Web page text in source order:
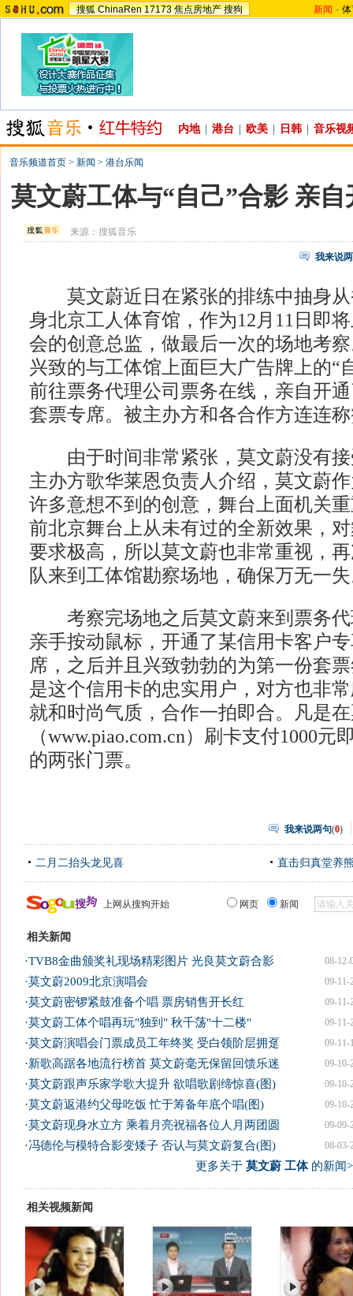
搜狐 ChinaRen 17173 焦点房地产 搜狗 新闻 -
内地 港台 欧美 日韩 音乐视
音乐频道首页 > 新闻 > 港台乐闻
莫文蔚工体与“自己”合影 亲
来源：搜狐音乐
我来说
莫文蔚近日在紧张的排练中抽身从
身北京工人体育馆，作为12月11日即
会的创意总监，做最后一次的场地考
兴致的与工体馆上面巨大广告牌上的“
前往票务代理公司票务在线，亲自开
套票专席。被主办方和各合作方连连
由于时间非常紧张，莫文蔚没有接
主办方歌华莱恩负责人介绍，莫文蔚
许多意想不到的创意，舞台上面机关
前北京舞台上从未有过的全新效果，
要求极高，所以莫文蔚也非常重视，
队来到工体馆勘察场地，确保万无一
考察完场地之后莫文蔚来到票务代
亲手按动鼠标，开通了某信用卡客户
席，之后并且兴致勃勃的为第一份套
是这个信用卡的忠实用户，对方也非
就和时尚气质，合作一拍即合。凡是
（www.piao.com.cn）刷卡支付1000元
的两张门票。
我来说两句(0)
二月二抬头龙见喜 直击归真堂养
上网从搜狗开始 网页 新闻
相关新闻
08-12-
·TVB8金曲颁奖礼现场精彩图片 光良莫文蔚合影
09-11-
·莫文蔚2009北京演唱会
09-11-
·莫文蔚密锣紧鼓准备个唱 票房销售开长红
09-11-
·莫文蔚工体个唱再玩"独到" 秋千荡"十二楼"
09-11-
·莫文蔚演唱会门票成员工年终奖 受白领阶层拥趸
09-10-
·新歌高踞各地流行榜首 莫文蔚毫无保留回馈乐迷
09-10-
·莫文蔚跟声乐家学歌大提升 欲唱歌剧缔惊喜(图)
09-10-
·莫文蔚返港约父母吃饭 忙于筹备年底个唱(图)
09-09-
·莫文蔚现身水立方 乘着月亮祝福各位人月两团圆
08-03-
·冯德伦与模特合影变矮子 否认与莫文蔚复合(图)
更多关于 莫文蔚 工体的新闻
相关视频新闻